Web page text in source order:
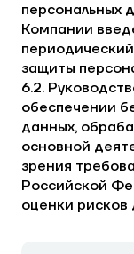
персональных
Компании
защиты
6.2.
обеспечении
данных,
основной
зрения
Российской
оценки рисков